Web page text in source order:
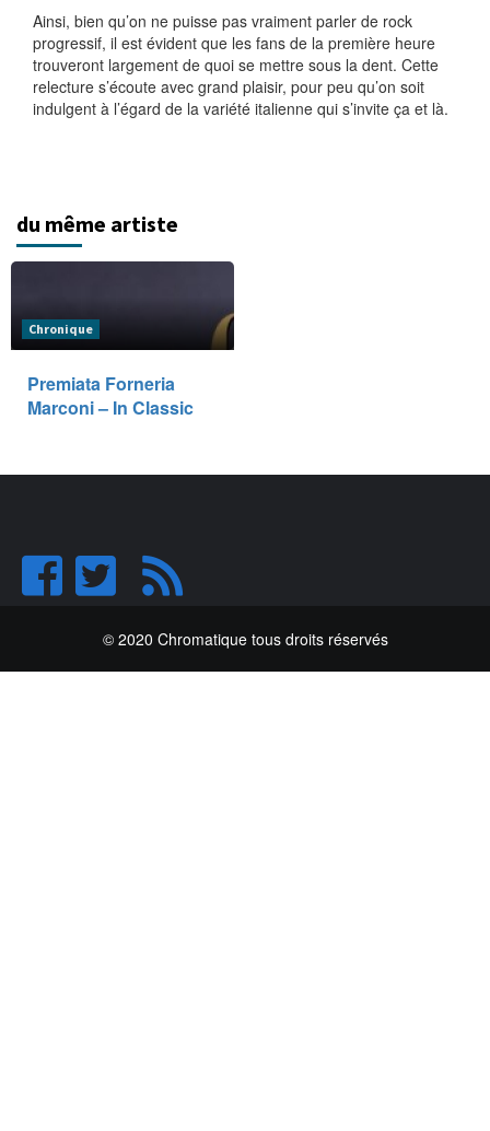
Ainsi, bien qu’on ne puisse pas vraiment parler de rock
progressif, il est évident que les fans de la première heure
trouveront largement de quoi se mettre sous la dent. Cette
relecture s’écoute avec grand plaisir, pour peu qu’on soit
indulgent à l’égard de la variété italienne qui s’invite ça et là.
du même artiste
Chronique
Premiata Forneria
Marconi – In Classic
© 2020 Chromatique tous droits réservés